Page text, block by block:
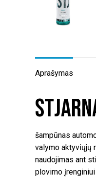
Aprašymas
šampūnas
valymo aktyviųjų
naudojimas ant
plovimo